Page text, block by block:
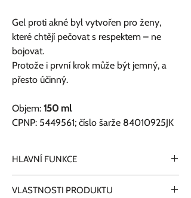
Gel proti akné byl vytvořen pro ženy,
které chtějí pečovat s respektem – ne
bojovat.
Protože i první krok může být jemný, a
přesto účinný.
Objem: 150 ml
CPNP: 5449561; číslo šarže 84010925JK
HLAVNÍ FUNKCE
VLASTNOSTI PRODUKTU